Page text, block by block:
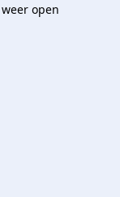
open